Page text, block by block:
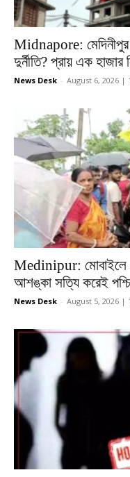
Midnapore: মেদিনীপুর
দুর্নীতি? প্রায় এক হাজার
News Desk - August 6, 2026 |
Medinipur: মোবাইলে
আশঙ্কা সত্যি করেই
News Desk - August 5, 2026 |